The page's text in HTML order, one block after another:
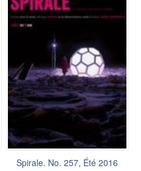
Spirale. No. 257, Été 2016